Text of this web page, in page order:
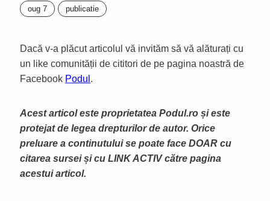
oug 7 publicatie
Dacă v-a plăcut articolul vă invităm să vă alăturați cu
un like comunității de cititori de pe pagina noastră de
Facebook Podul .
Acest articol este proprietatea Podul.ro și este
protejat de legea drepturilor de autor. Orice
preluare a continutului se poate face DOAR cu
citarea sursei și cu LINK ACTIV către pagina
acestui articol.